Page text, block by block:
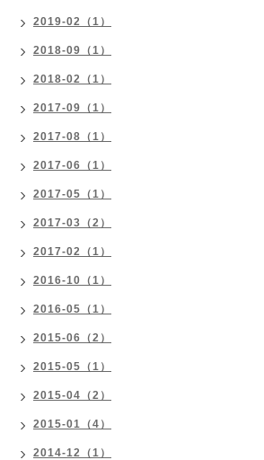
2019-02（1）
2018-09（1）
2018-02（1）
2017-09（1）
2017-08（1）
2017-06（1）
2017-05（1）
2017-03（2）
2017-02（1）
2016-10（1）
2016-05（1）
2015-06（2）
2015-05（1）
2015-04（2）
2015-01（4）
2014-12（1）